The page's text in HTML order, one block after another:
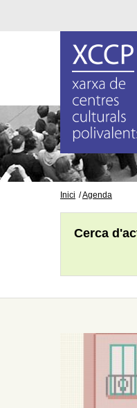
Inici Agenda
Cerca